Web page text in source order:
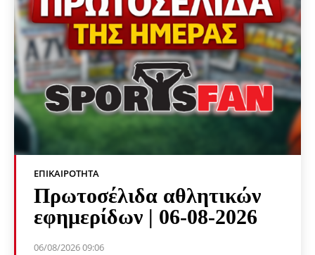
ΕΠΙΚΑΙΡΌΤΗΤΑ
Πρωτοσέλιδα αθλητικών
εφημερίδων | 06-08-2026
06/08/2026 09:06